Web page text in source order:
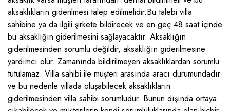
aksaklıkların giderilmesi talep edilmelidir.Bu talebi villa
sahibine ya da ilgili şirkete bildirecek ve en geç 48 saat içinde
bu aksaklığın giderilmesini sağlayacaktır. Aksaklığın
giderilmesinden sorumlu değildir, aksaklığın giderilmesine
yardımcı olur. Zamanında bildirilmeyen aksaklıklardan sorumlu
tutulamaz. Villa sahibi ile müşteri arasında aracı durumundadır
ve bu nedenle villada oluşabilecek aksaklıkların
giderilmesinden villa sahibi sorumludur. Bunun dışında ortaya